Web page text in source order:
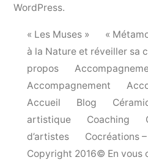
WordPress.
« Les Muses » «
à la Nature et réveiller sa
propos
Accompagnement
Accueil
Blog
artistique
Coaching
d’artistes
Cocréations
Copyright 2016© En vous